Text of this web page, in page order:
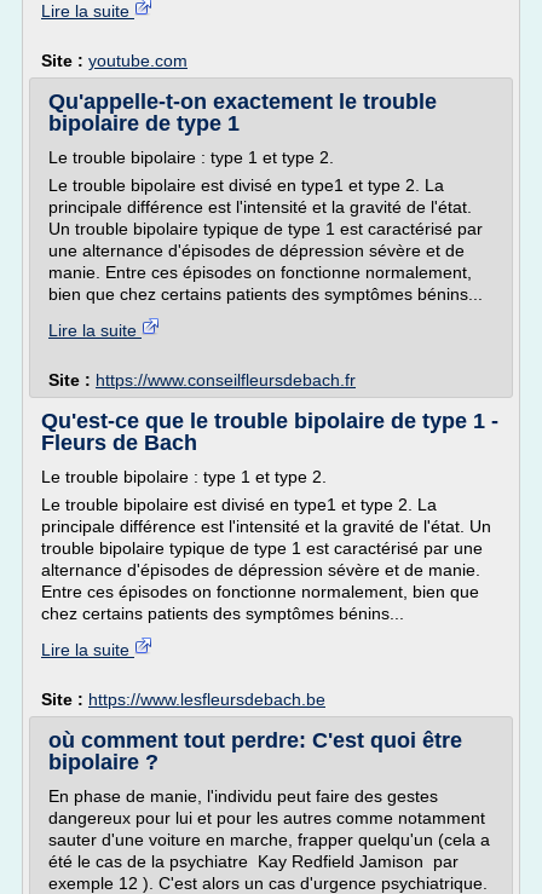
Lire la suite
Site : youtube.com
Qu'appelle-t-on exactement le trouble
bipolaire de type 1
Le trouble bipolaire : type 1 et type 2.
Le trouble bipolaire est divisé en type1 et type 2. La
principale différence est l'intensité et la gravité de l'état.
Un trouble bipolaire typique de type 1 est caractérisé par
une alternance d'épisodes de dépression sévère et de
manie. Entre ces épisodes on fonctionne normalement,
bien que chez certains patients des symptômes bénins...
Lire la suite
Site : https://www.conseilfleursdebach.fr
Qu'est-ce que le trouble bipolaire de type 1 -
Fleurs de Bach
Le trouble bipolaire : type 1 et type 2.
Le trouble bipolaire est divisé en type1 et type 2. La
principale différence est l'intensité et la gravité de l'état. Un
trouble bipolaire typique de type 1 est caractérisé par une
alternance d'épisodes de dépression sévère et de manie.
Entre ces épisodes on fonctionne normalement, bien que
chez certains patients des symptômes bénins...
Lire la suite
Site : https://www.lesfleursdebach.be
où comment tout perdre: C'est quoi être
bipolaire ?
En phase de manie, l'individu peut faire des gestes
dangereux pour lui et pour les autres comme notamment
sauter d'une voiture en marche, frapper quelqu'un (cela a
été le cas de la psychiatre Kay Redfield Jamison par
exemple 12 ). C'est alors un cas d'urgence psychiatrique.